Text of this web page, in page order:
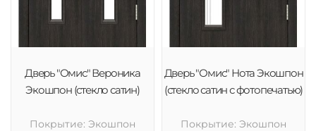
Дверь "Омис" Вероника
Экошпон (стекло сатин)
Покрытие: Экошпон
Дверь "Омис" Нота Экошпон
(стекло сатин с фотопечатью)
Покрытие: Экошпон